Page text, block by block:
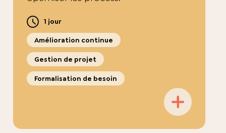
1 jour
Amélioration continue
Gestion de projet
Formalisation de besoin